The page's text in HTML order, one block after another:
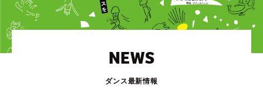
NEWS
ダンス最新情報